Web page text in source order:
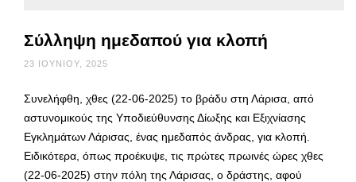
Σύλληψη ημεδαπού για κλοπή
23 ΙΟΥΝΊΟΥ, 2025
Συνελήφθη, χθες (22-06-2025) το βράδυ στη Λάρισα, από
αστυνομικούς της Υποδιεύθυνσης Δίωξης και Εξιχνίασης
Εγκλημάτων Λάρισας, ένας ημεδαπός άνδρας, για κλοπή.
Ειδικότερα, όπως προέκυψε, τις πρώτες πρωινές ώρες χθες
(22-06-2025) στην πόλη της Λάρισας, ο δράστης, αφού